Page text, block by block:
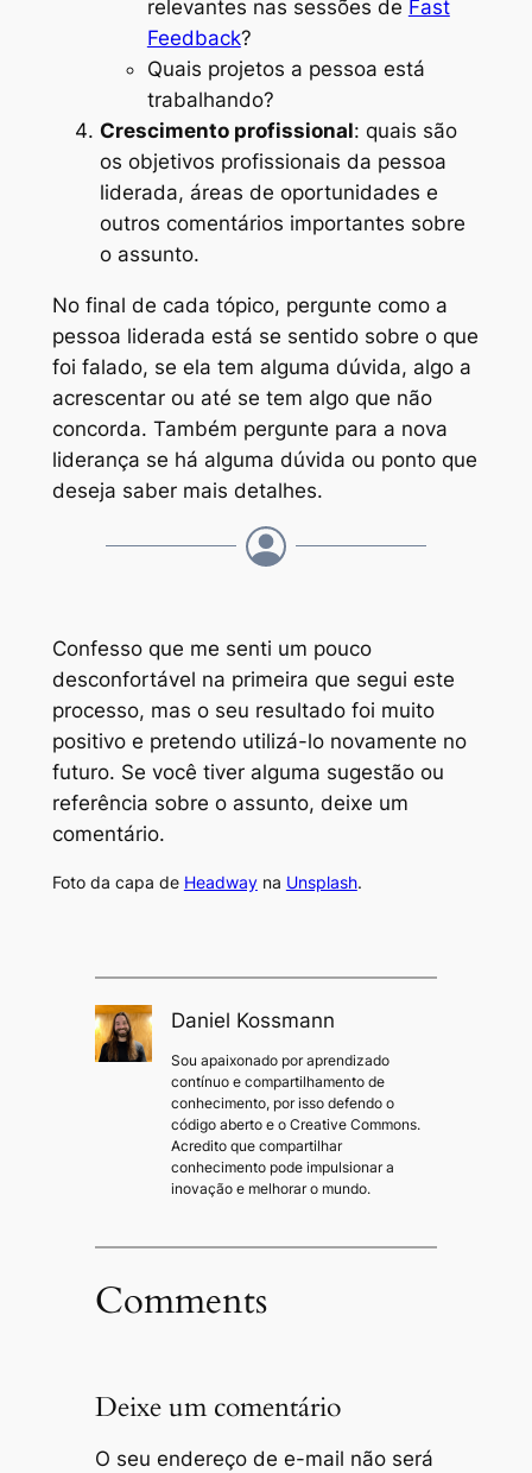
relevantes nas sessões de Fast
Feedback?
Quais projetos a pessoa está
trabalhando?
Crescimento profissional: quais são
os objetivos profissionais da pessoa
liderada, áreas de oportunidades e
outros comentários importantes sobre
o assunto.
No final de cada tópico, pergunte como a
pessoa liderada está se sentido sobre o que
foi falado, se ela tem alguma dúvida, algo a
acrescentar ou até se tem algo que não
concorda. Também pergunte para a nova
liderança se há alguma dúvida ou ponto que
deseja saber mais detalhes.
Confesso que me senti um pouco
desconfortável na primeira que segui este
processo, mas o seu resultado foi muito
positivo e pretendo utilizá-lo novamente no
futuro. Se você tiver alguma sugestão ou
referência sobre o assunto, deixe um
comentário.
Foto da capa de Headwayna Unsplash.
Daniel Kossmann
Sou apaixonado por aprendizado
contínuo e compartilhamento de
conhecimento, por isso defendo o
código aberto e o Creative Commons.
Acredito que compartilhar
conhecimento pode impulsionar a
inovação e melhorar o mundo.
Comments
Deixe um comentário
O seu endereço de e-mail não será